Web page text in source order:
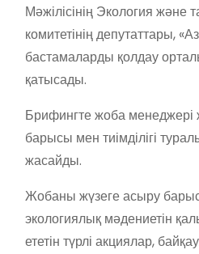
Мәжілісінің Экология және
комитетінің депутаттары,
бастамаларды қолдау
қатысады.
Брифингте жоба
барысы мен тиімділігі
жасайды.
Жобаны жүзеге асыру
экологиялық мәдениетін
ететін түрлі акциялар,